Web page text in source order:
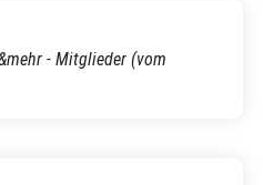
- Mitglieder (vom